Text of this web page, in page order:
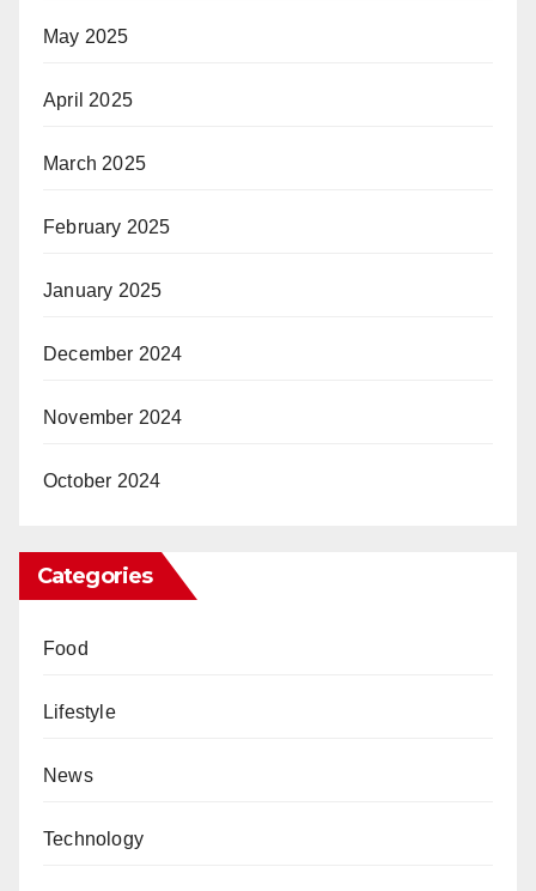
May 2025
April 2025
March 2025
February 2025
January 2025
December 2024
November 2024
October 2024
Categories
Food
Lifestyle
News
Technology